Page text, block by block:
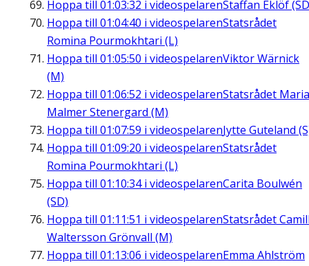
Hoppa till 01:03:32 i videospelarenStaffan Eklöf
Hoppa till 01:04:40 i videospelarenStatsrådet
Romina Pourmokhtari (L)
Hoppa till 01:05:50 i videospelarenViktor Wärnick
(M)
Hoppa till 01:06:52 i videospelarenStatsrådet Maria
Malmer Stenergard (M)
Hoppa till 01:07:59 i videospelarenJytte Guteland
Hoppa till 01:09:20 i videospelarenStatsrådet
Romina Pourmokhtari (L)
Hoppa till 01:10:34i videospelarenCarita Boulwén
(SD)
Hoppa till 01:11:51 i videospelarenStatsrådet
Waltersson Grönvall (M)
Hoppa till 01:13:06 i videospelarenEmma Ahlström